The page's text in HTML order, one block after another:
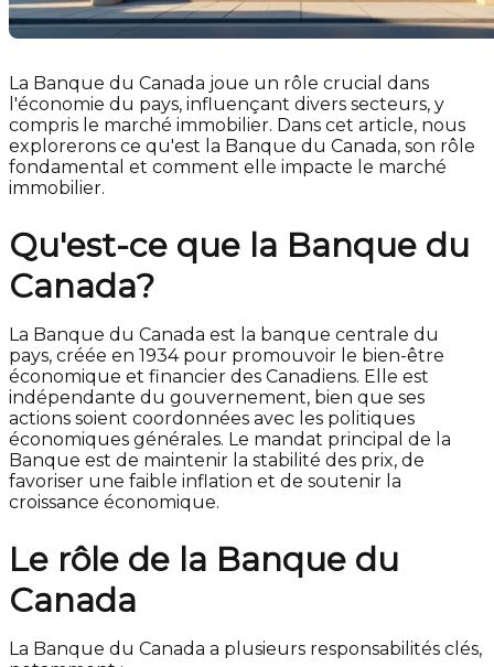
La Banque du Canada joue un rôle crucial dans
l'économie du pays, influençant divers secteurs, y
compris le marché immobilier. Dans cet article, nous
explorerons ce qu'est la Banque du Canada, son rôle
fondamental et comment elle impacte le marché
immobilier.
Qu'est-ce que la Banque du
Canada?
La Banque du Canada est la banque centrale du
pays, créée en 1934 pour promouvoir le bien-être
économique et financier des Canadiens. Elle est
indépendante du gouvernement, bien que ses
actions soient coordonnées avec les politiques
économiques générales. Le mandat principal de la
Banque est de maintenir la stabilité des prix, de
favoriser une faible inflation et de soutenir la
croissance économique.
Le rôle de la Banque du
Canada
La Banque du Canada a plusieurs responsabilités clés,